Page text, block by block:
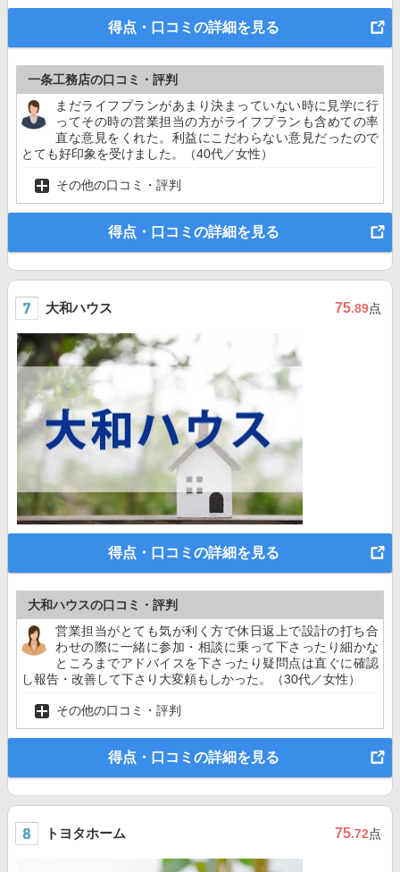
得点・口コミの詳細を見る
一条工務店の口コミ・評判
まだライフプランがあまり決まっていない時に見学に行
ってその時の営業担当の方がライフプランも含めての率
直な意見をくれた。利益にこだわらない意見だったので
とても好印象を受けました。（40代／女性）
その他の口コミ・評判
得点・口コミの詳細を見る
大和ハウス 75.89点
得点・口コミの詳細を見る
大和ハウスの口コミ・評判
営業担当がとても気が利く方で休日返上で設計の打ち合
わせの際に一緒に参加・相談に乗って下さったり細かな
ところまでアドバイスを下さったり疑問点は直ぐに確認
し報告・改善して下さり大変頼もしかった。（30代／女性）
その他の口コミ・評判
得点・口コミの詳細を見る
トヨタホーム 75.72点